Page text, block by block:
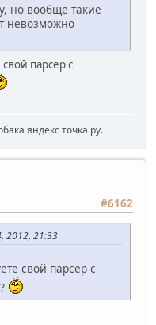
но вообще такие
невозможно
парсер с
яндекс точка ру.
#6162
21:33
свой парсер с